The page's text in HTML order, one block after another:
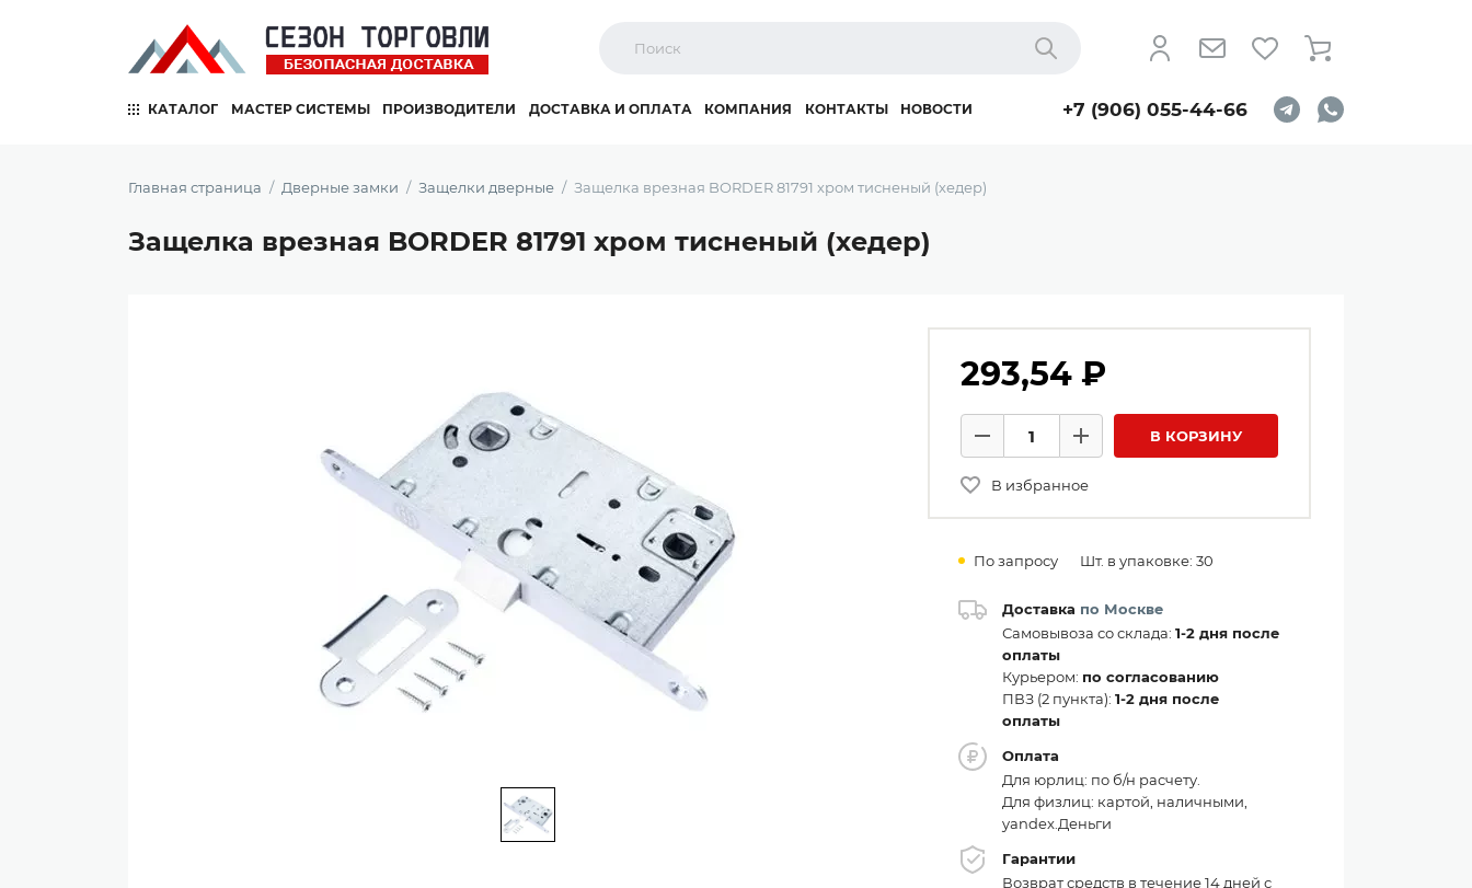
Найти
КАТАЛОГ МАСТЕР СИСТЕМЫ ПРОИЗВОДИТЕЛИ ДОСТАВКА И ОПЛАТА КОМПАНИЯ КОНТАКТЫ НОВОСТИ +7 (906) 055-44-66
Главная страница Дверные замки Защелки дверные Защелка врезная BORDER 81791 хром тисненый (хедер)
Защелка врезная BORDER 81791 хром тисненый (хедер)
293,54 ₽
Количество товаров
Минус
Плюс В КОРЗИНУ
В избранное
По запросу Шт. в упаковке: 30
Доставка по Москве
Самовывоза со склада: 1-2 дня после
оплаты
Курьером: по согласованию
ПВЗ (2 пункта): 1-2 дня после
оплаты
Оплата
Для юрлиц: по б/н расчету.
Для физлиц: картой, наличными,
yandex.Деньги
Гарантии
Возврат средств в течение 14 дней с